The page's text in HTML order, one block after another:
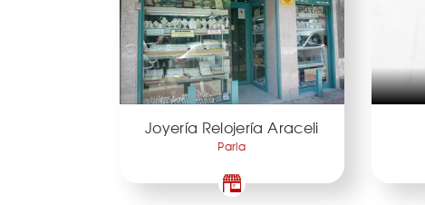
Joyería Relojería Araceli
Parla